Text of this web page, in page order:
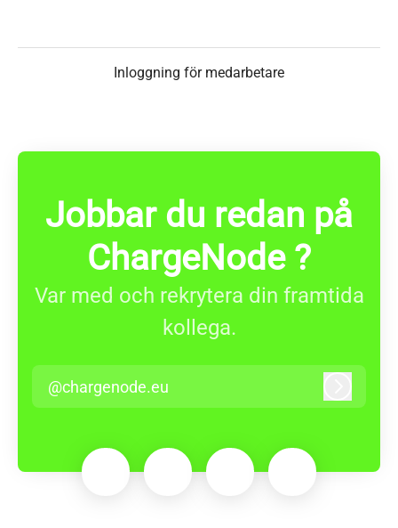
Inloggning för medarbetare
Jobbar du redan på
ChargeNode ?
Var med och rekrytera din framtida
kollega.
@chargenode.eu